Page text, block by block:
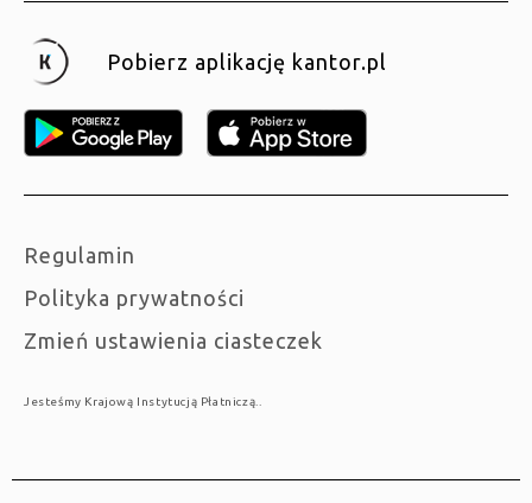
Pobierz aplikację kantor.pl
Regulamin
Polityka prywatności
Zmień ustawienia ciasteczek
Jesteśmy Krajową Instytucją Płatniczą..